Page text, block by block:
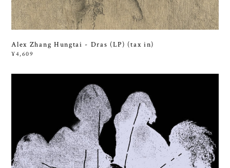
Alex Zhang Hungtai - Dras (LP) (tax in)
¥4,609